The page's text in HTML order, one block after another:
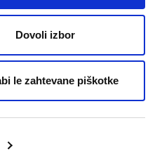
Dovoli izbor
le zahtevane piškotke